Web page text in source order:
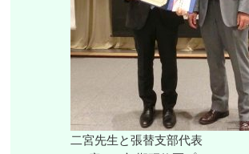
二宮先生と張替支部代表